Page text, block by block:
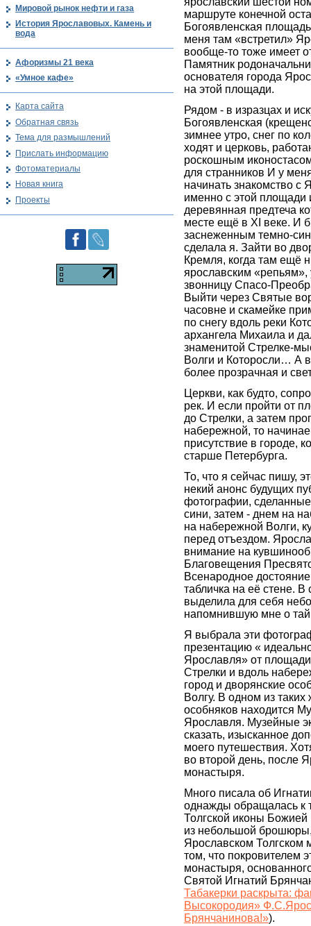
маршруте конечной
Богоявленская
меня там «встретил»
вообще-то тоже имеет
Памятник
основателя города
на этой площади.
Рядом - в изразцах и
Богоявленская
зимнее утро, снег по
ходят и церковь,
роскошным
для странников И у
начинать знакомство с
именно с этой площади
деревянная предтеча
месте ещё в XI веке. И
заснеженным темно-
сделала я. Зайти во
Кремля, когда там ещё
ярославским
звонницу Спасо-
Выйти через Святые
часовне и скамейке
по снегу вдоль реки
архангела Михаила и
знаменитой Стрелке-
Волги и Которосли… А
более прозрачная и
Церкви, как будто,
рек. И если пройти от
до Стрелки, а затем
набережной, то
присутствие в городе,
старше Петербурга.
То, что я сейчас пишу,
некий анонс будущих
фотографии,
сини, затем - днем на
на набережной Волги,
перед отъездом.
внимание на
Благовещения
Всенародное
табличка на её стене.
выделила для себя
напомнившую мне о
Я выбрала эти
презентацию «
Ярославля» от
Стрелки и вдоль
город и дворянские
Волгу. В одном из
особняков находится
Ярославля. Музейные
сказать, изысканное
моего путешествия.
во второй день, после
монастыря.
Много писала об
однажды обращалась к
Толгской иконы Божией
из небольшой
Ярославском Толгском
том, что покровителем
монастыря,
Святой Игнатий
Табакерки раскрыта:
Высокородия»
Брянчанинова!»).
Мировой рынок нефти и газа
История Ярославовых. Камень и
вода
Афоризмы 21 века
«Умное кафе»
Карта сайта
Обратная связь
Тема для размышлений
Прислать информацию
Фотоматериалы
Новая книга
Проекты